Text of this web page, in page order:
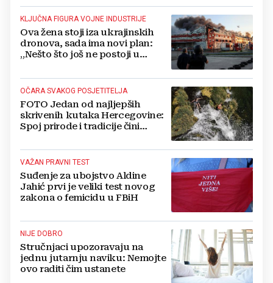
KLJUČNA FIGURA VOJNE INDUSTRIJE
Ova žena stoji iza ukrajinskih
dronova, sada ima novi plan:
„Nešto što još ne postoji u
OČARA SVAKOG POSJETITELJA
FOTO Jedan od najljepših
skrivenih kutaka Hercegovine:
Spoj prirode i tradicije čini
destinacijom
VAŽAN PRAVNI TEST
Suđenje za ubojstvo Aldine
Jahić prvi je veliki test novog
zakona o femicidu u FBiH
NIJE DOBRO
Stručnjaci upozoravaju na
jednu jutarnju naviku: Nemojte
ovo raditi čim ustanete